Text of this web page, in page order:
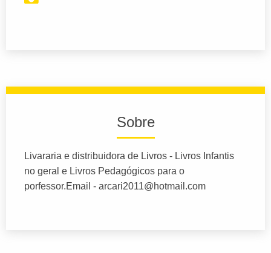
Sobre
Livararia e distribuidora de Livros - Livros Infantis
no geral e Livros Pedagógicos para o
porfessor.Email - arcari2011@hotmail.com